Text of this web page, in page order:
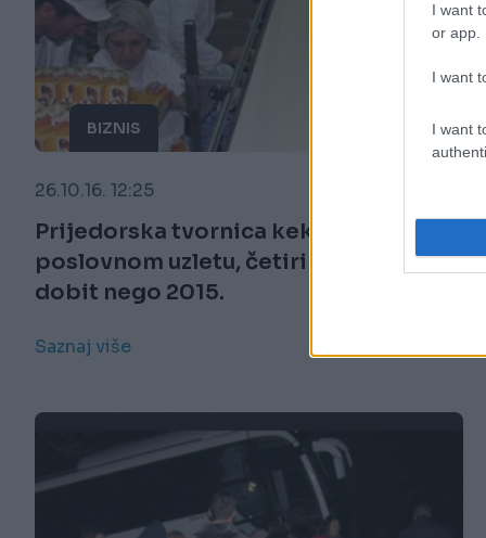
I want
or app.
I want
I want
BIZNIS
26.10.16. 12:25
Prijedorska tvornica keksa "Mira" u
poslovnom uzletu, četiri puta veća
dobit nego 2015.
Saznaj više